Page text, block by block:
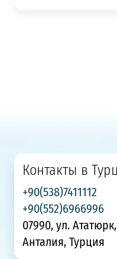
Контакты в
+90(538)7411112
+90(552)6966996
07990, ул.
Анталия, Турция